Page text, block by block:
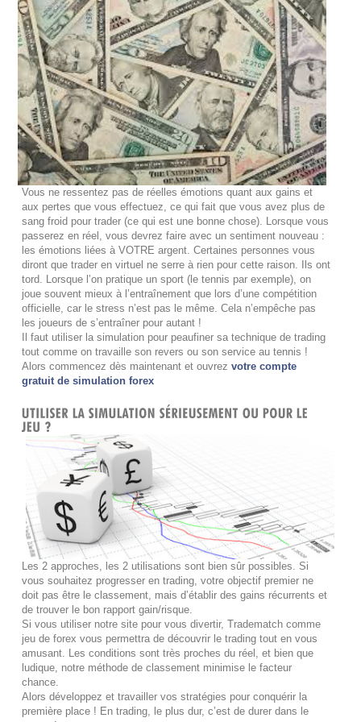
Vous ne ressentez pas de réelles émotions quant aux gains et
aux pertes que vous effectuez, ce qui fait que vous avez plus de
sang froid pour trader (ce qui est une bonne chose). Lorsque vous
passerez en réel, vous devrez faire avec un sentiment nouveau :
les émotions liées à VOTRE argent. Certaines personnes vous
diront que trader en virtuel ne serre à rien pour cette raison. Ils ont
tord. Lorsque l’on pratique un sport (le tennis par exemple), on
joue souvent mieux à l’entraînement que lors d’une compétition
officielle, car le stress n’est pas le même. Cela n’empêche pas
les joueurs de s’entraîner pour autant !
Il faut utiliser la simulation pour peaufiner sa technique de trading
tout comme on travaille son revers ou son service au tennis !
Alors commencez dès maintenant et ouvrezvotre compte
gratuit de simulation forex
Les 2 approches, les 2 utilisations sont bien sûr possibles. Si
vous souhaitez progresser en trading, votre objectif premier ne
doit pas être le classement, mais d’établir des gains récurrents et
de trouver le bon rapport gain/risque.
Si vous utiliser notre site pour vous divertir, Tradematch comme
jeu de forex vous permettra de découvrir le trading tout en vous
amusant. Les conditions sont très proches du réel, et bien que
ludique, notre méthode de classement minimise le facteur
chance.
Alors développez et travailler vos stratégies pour conquérir la
première place ! En trading, le plus dur, c’est de durer dans le